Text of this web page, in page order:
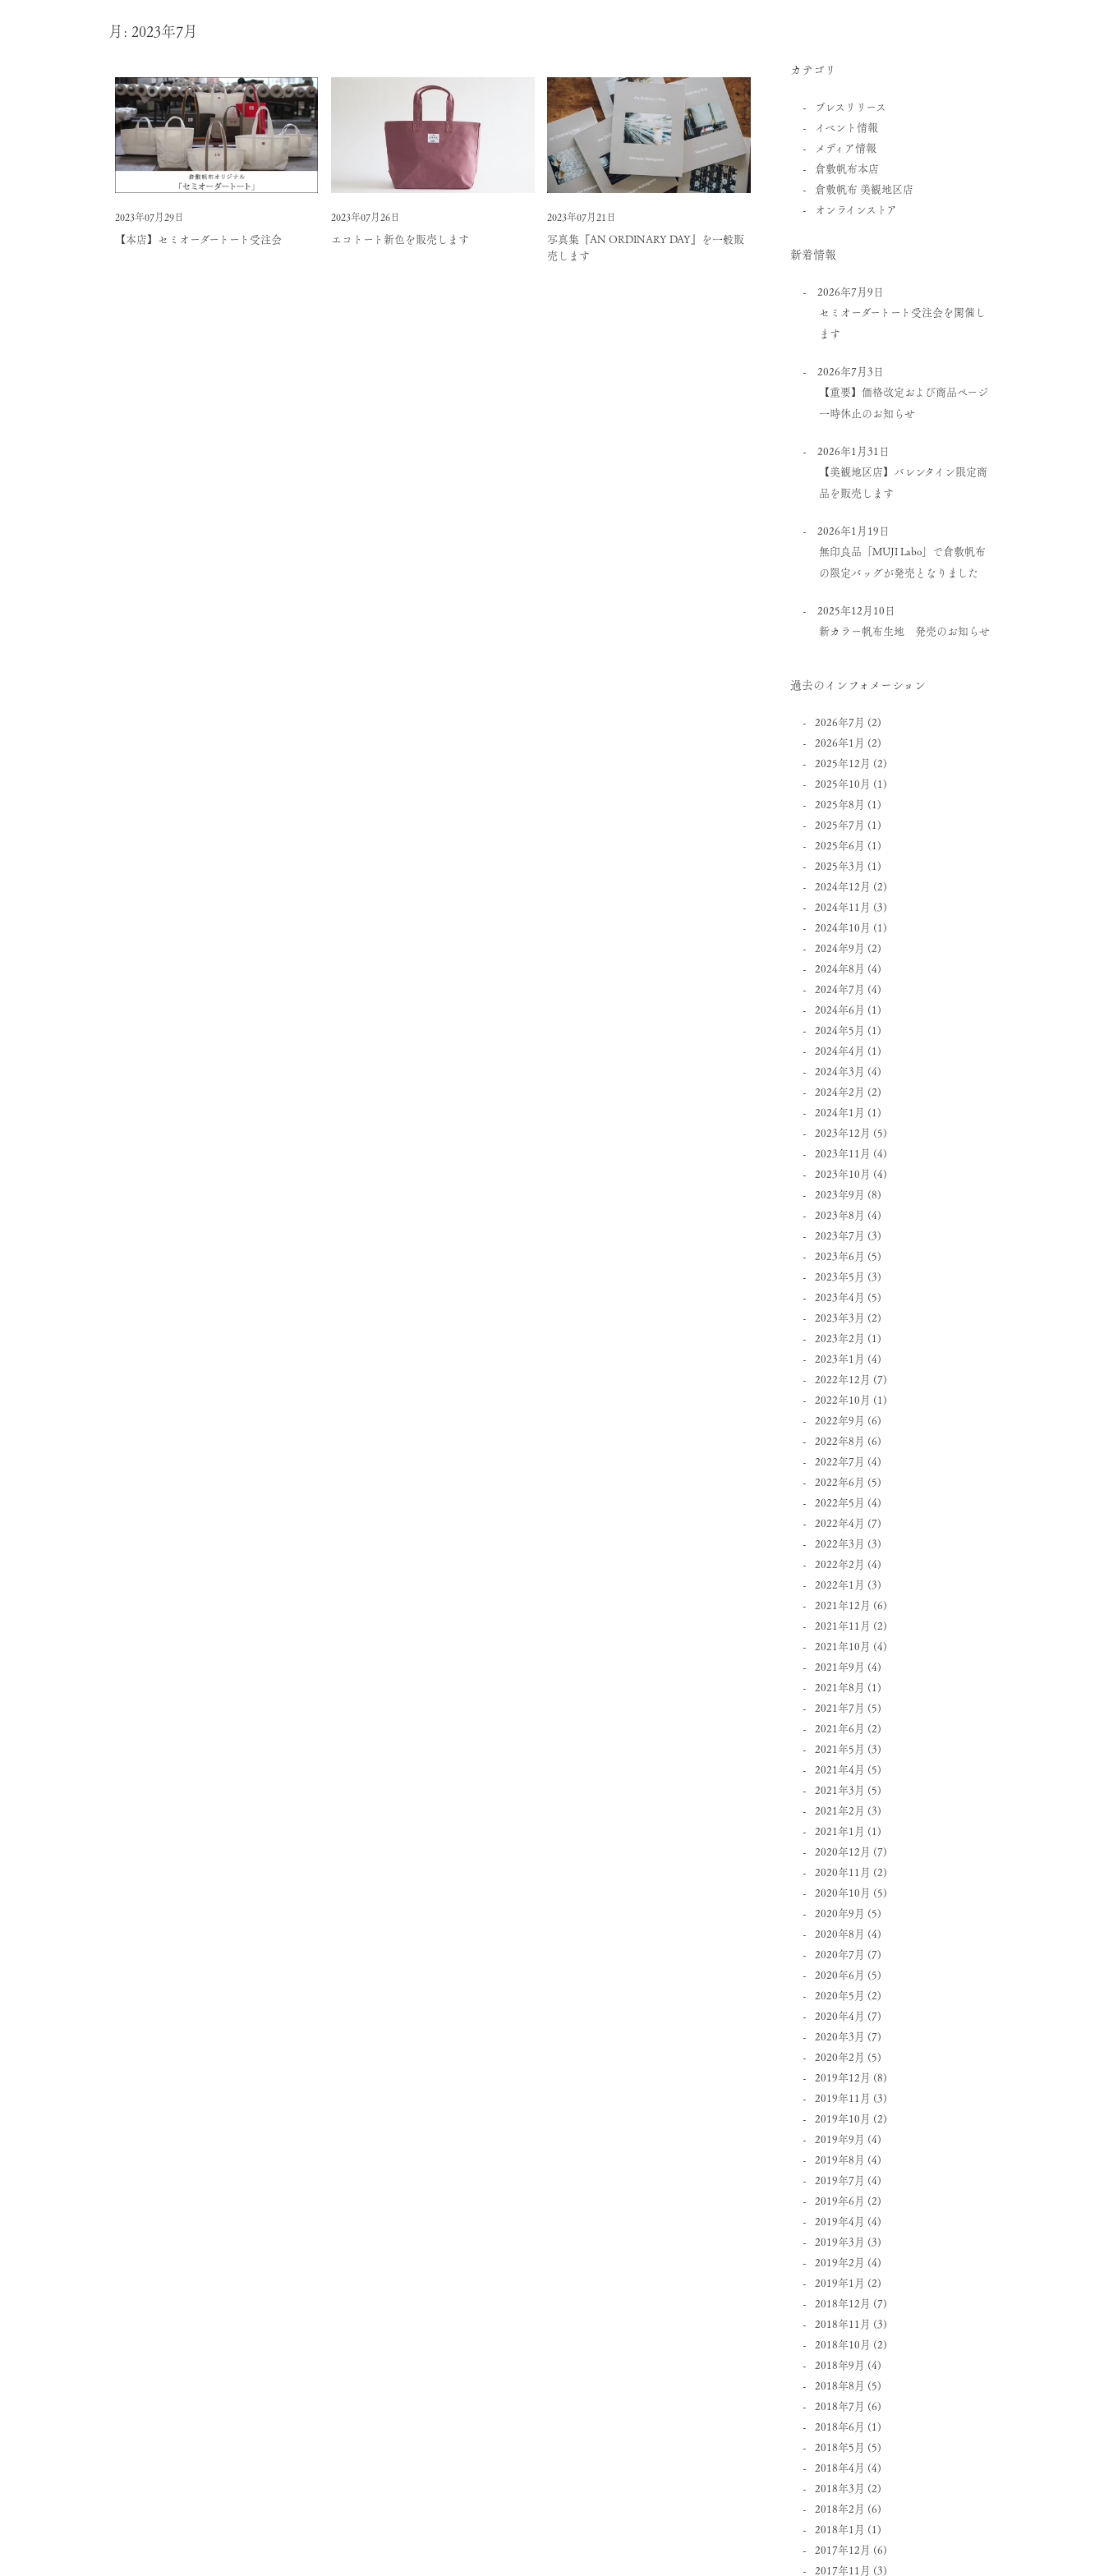
月: 2023年7月
2023年07月29日
【本店】セミオーダートート受注会
2023年07月26日
エコトート新色を販売します
2023年07月21日
写真集『AN ORDINARY DAY』を一般販
売します
カテゴリ
プレスリリース
イベント情報
メディア情報
倉敷帆布本店
倉敷帆布 美観地区店
オンラインストア
新着情報
2026年7月9日
セミオーダートート受注会を開催し
ます
2026年7月3日
【重要】価格改定および商品ページ
一時休止のお知らせ
2026年1月31日
【美観地区店】バレンタイン限定商
品を販売します
2026年1月19日
無印良品「MUJI Labo」で倉敷帆布
の限定バッグが発売となりました
2025年12月10日
新カラー帆布生地 発売のお知らせ
過去のインフォメーション
2026年7月 (2)
2026年1月 (2)
2025年12月 (2)
2025年10月 (1)
2025年8月 (1)
2025年7月 (1)
2025年6月 (1)
2025年3月 (1)
2024年12月 (2)
2024年11月 (3)
2024年10月 (1)
2024年9月 (2)
2024年8月 (4)
2024年7月 (4)
2024年6月 (1)
2024年5月 (1)
2024年4月 (1)
2024年3月 (4)
2024年2月 (2)
2024年1月 (1)
2023年12月 (5)
2023年11月 (4)
2023年10月 (4)
2023年9月 (8)
2023年8月 (4)
2023年7月 (3)
2023年6月 (5)
2023年5月 (3)
2023年4月 (5)
2023年3月 (2)
2023年2月 (1)
2023年1月 (4)
2022年12月 (7)
2022年10月 (1)
2022年9月 (6)
2022年8月 (6)
2022年7月 (4)
2022年6月 (5)
2022年5月 (4)
2022年4月 (7)
2022年3月 (3)
2022年2月 (4)
2022年1月 (3)
2021年12月 (6)
2021年11月 (2)
2021年10月 (4)
2021年9月 (4)
2021年8月 (1)
2021年7月 (5)
2021年6月 (2)
2021年5月 (3)
2021年4月 (5)
2021年3月 (5)
2021年2月 (3)
2021年1月 (1)
2020年12月 (7)
2020年11月 (2)
2020年10月 (5)
2020年9月 (5)
2020年8月 (4)
2020年7月 (7)
2020年6月 (5)
2020年5月 (2)
2020年4月 (7)
2020年3月 (7)
2020年2月 (5)
2019年12月 (8)
2019年11月 (3)
2019年10月 (2)
2019年9月 (4)
2019年8月 (4)
2019年7月 (4)
2019年6月 (2)
2019年4月 (4)
2019年3月 (3)
2019年2月 (4)
2019年1月 (2)
2018年12月 (7)
2018年11月 (3)
2018年10月 (2)
2018年9月 (4)
2018年8月 (5)
2018年7月 (6)
2018年6月 (1)
2018年5月 (5)
2018年4月 (4)
2018年3月 (2)
2018年2月 (6)
2018年1月 (1)
2017年12月 (6)
2017年11月 (3)